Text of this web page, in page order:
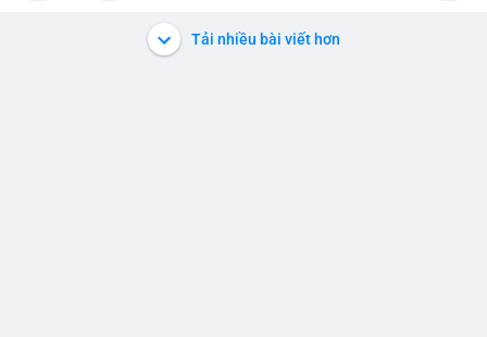
Tải nhiều bài viết hơn